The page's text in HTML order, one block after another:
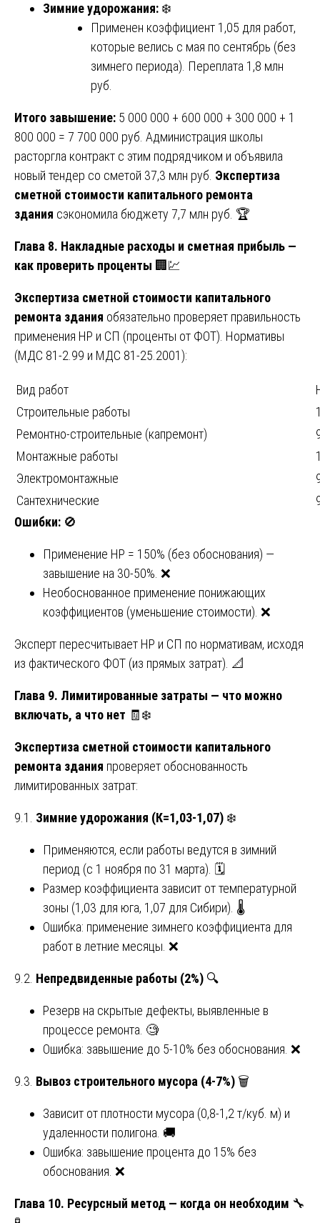
Зимние удорожания: ❄️
Применен коэффициент 1,05 для работ,
которые велись с мая по сентябрь (без
зимнего периода). Переплата 1,8 млн
руб.
Итого завышение: 5 000 000 + 600 000 + 300 000 + 1
800 000 = 7 700 000 руб. Администрация школы
расторгла контракт с этим подрядчиком и объявила
новый тендер со сметой 37,3 млн руб. Экспертиза
сметной стоимости капитального ремонта
здания сэкономила бюджету 7,7 млн руб. 🏆
Глава 8. Накладные расходы и сметная прибыль —
как проверить проценты 🏢💹
Экспертиза сметной стоимости капитального
ремонта здания обязательно проверяет правильность
применения НР и СП (проценты от ФОТ). Нормативы
(МДС 81-2.99 и МДС 81-25.2001):
Вид работ
Строительные работы
Ремонтно-строительные (капремонт)
Монтажные работы
Электромонтажные
Сантехнические
Ошибки: 🚫
Применение НР = 150% (без обоснования) —
завышение на 30-50%. ❌
Необоснованное применение понижающих
коэффициентов (уменьшение стоимости). ❌
Эксперт пересчитывает НР и СП по нормативам, исходя
из фактического ФОТ (из прямых затрат). 📐
Глава 9. Лимитированные затраты — что можно
включать, а что нет 🧾❄️
Экспертиза сметной стоимости капитального
ремонта здания проверяет обоснованность
лимитированных затрат:
9.1. Зимние удорожания (К=1,03-1,07) ❄️
Применяются, если работы ведутся в зимний
период (с 1 ноября по 31 марта). 🗓️
Размер коэффициента зависит от температурной
зоны (1,03 для юга, 1,07 для Сибири). 🌡️
Ошибка: применение зимнего коэффициента для
работ в летние месяцы. ❌
9.2. Непредвиденные работы (2%) 🔍
Резерв на скрытые дефекты, выявленные в
процессе ремонта. 🧐
Ошибка: завышение до 5-10% без обоснования. ❌
9.3. Вывоз строительного мусора (4-7%) 🗑️
Зависит от плотности мусора (0,8-1,2 т/куб. м) и
удаленности полигона. 🚚
Ошибка: завышение процента до 15% без
обоснования. ❌
Глава 10. Ресурсный метод — когда он необходим 🔧